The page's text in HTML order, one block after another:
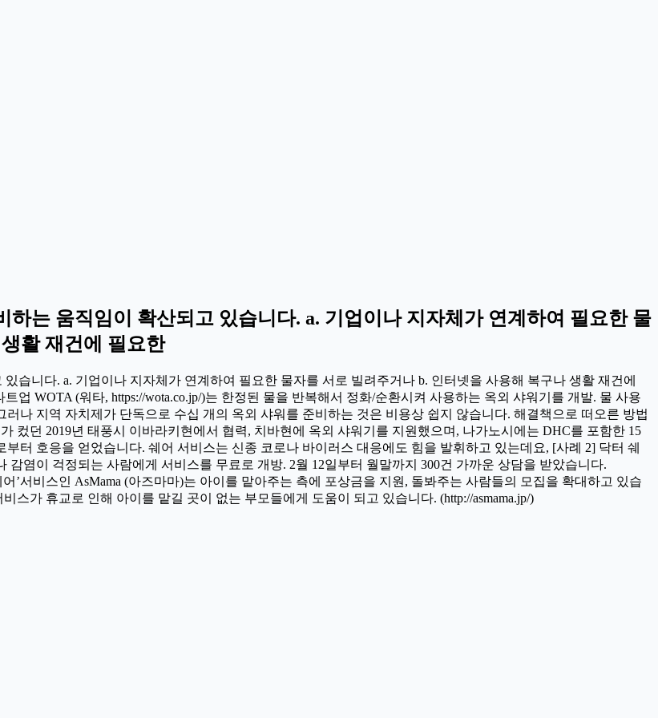
는 움직임이 확산되고 있습니다. a. 기업이나 지자체가 연계하여 필요한 물
활 재건에 필요한
습니다. a. 기업이나 지자체가 연계하여 필요한 물자를 서로 빌려주거나 b. 인터넷을 사용해 복구나 생활 재건에
업 WOTA (워타, https://wota.co.jp/)는 한정된 물을 반복해서 정화/순환시켜 사용하는 옥외 샤워기를 개발. 물 사용
나 지역 자치제가 단독으로 수십 개의 옥외 샤워를 준비하는 것은 비용상 쉽지 않습니다. 해결책으로 떠오른 방법
컸던 2019년 태풍시 이바라키현에서 협력, 치바현에 옥외 샤워기를 지원했으며, 나가노시에는 DHC를 포함한 15
터 호응을 얻었습니다. 쉐어 서비스는 신종 코로나 바이러스 대응에도 힘을 발휘하고 있는데요, [사례 2] 닥터 쉐
염이 걱정되는 사람에게 서비스를 무료로 개방. 2월 12일부터 월말까지 300건 가까운 상담을 받았습니다.
’서비스인 AsMama (아즈마마)는 아이를 맡아주는 측에 포상금을 지원, 돌봐주는 사람들의 모집을 확대하고 있습
가 휴교로 인해 아이를 맡길 곳이 없는 부모들에게 도움이 되고 있습니다. (http://asmama.jp/)